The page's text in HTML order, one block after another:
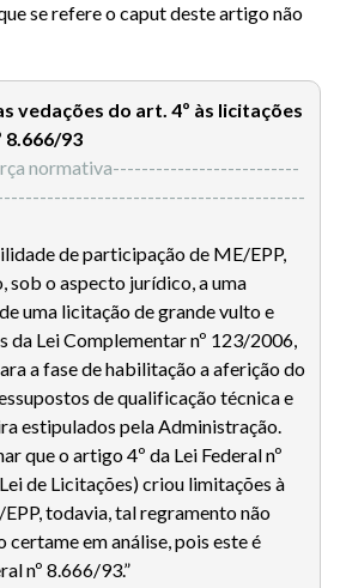
se refere o caput deste artigo não
vedações do art. 4º às licitações
8.666/93
normativa--------------------------
de participação de ME/EPP,
sob o aspecto jurídico, a uma
uma licitação de grande vulto e
da Lei Complementar nº 123/2006,
a fase de habilitação a aferição do
de qualificação técnica e
estipulados pela Administração.
que o artigo 4º da Lei Federal nº
de Licitações) criou limitações à
todavia, tal regramento não
certame em análise, pois este é
nº 8.666/93.”